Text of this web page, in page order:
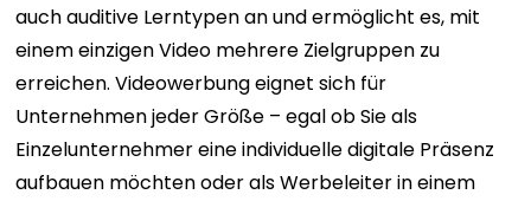
auch auditive Lerntypen an und ermöglicht es, mit
einem einzigen Video mehrere Zielgruppen zu
erreichen. Videowerbung eignet sich für
Unternehmen jeder Größe – egal ob Sie als
Einzelunternehmer eine individuelle digitale Präsenz
aufbauen möchten oder als Werbeleiter in einem